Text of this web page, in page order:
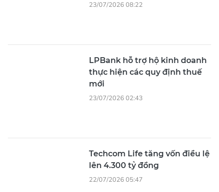
23/07/2026 08:22
LPBank hỗ trợ hộ kinh doanh
thực hiện các quy định thuế
mới
23/07/2026 02:43
Techcom Life tăng vốn điều lệ
lên 4.300 tỷ đồng
22/07/2026 05:47